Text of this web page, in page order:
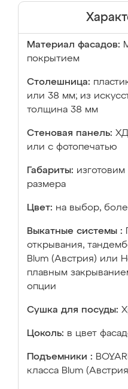
Материал фасадов:
покрытием
Столешница:
или 38 мм; из
толщина 38 мм
Стеновая панель:
или с фотопечатью
Габариты:
размера
Цвет: на выбор,
Выкатные системы :
открывания,
Blum (Австрия) или
плавным
опции
Сушка для посуды:
Цоколь: в цвет
Подъемники :
класса Blum